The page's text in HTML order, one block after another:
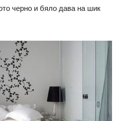
черно и бяло дава на шик